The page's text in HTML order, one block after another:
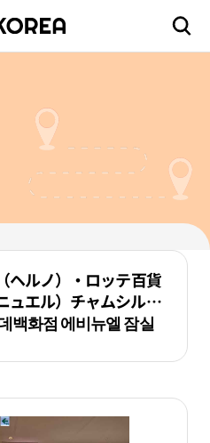
ヘルノ）・ロッテ百貨
ュエル）チャムシル
백화점 에비뉴엘 잠실